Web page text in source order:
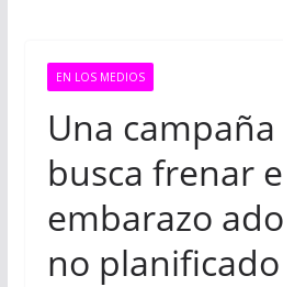
EN LOS MEDIOS
Una
busca frenar
embarazo
no planificado